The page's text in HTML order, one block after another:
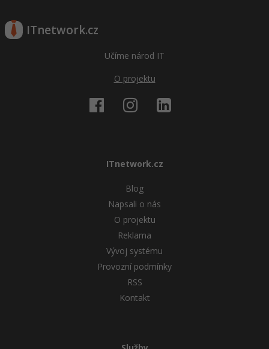
ITnetwork.cz
Učíme národ IT
O projektu
ITnetwork.cz
Blog
Napsali o nás
O projektu
Reklama
Vývoj systému
Provozní podmínky
RSS
Kontakt